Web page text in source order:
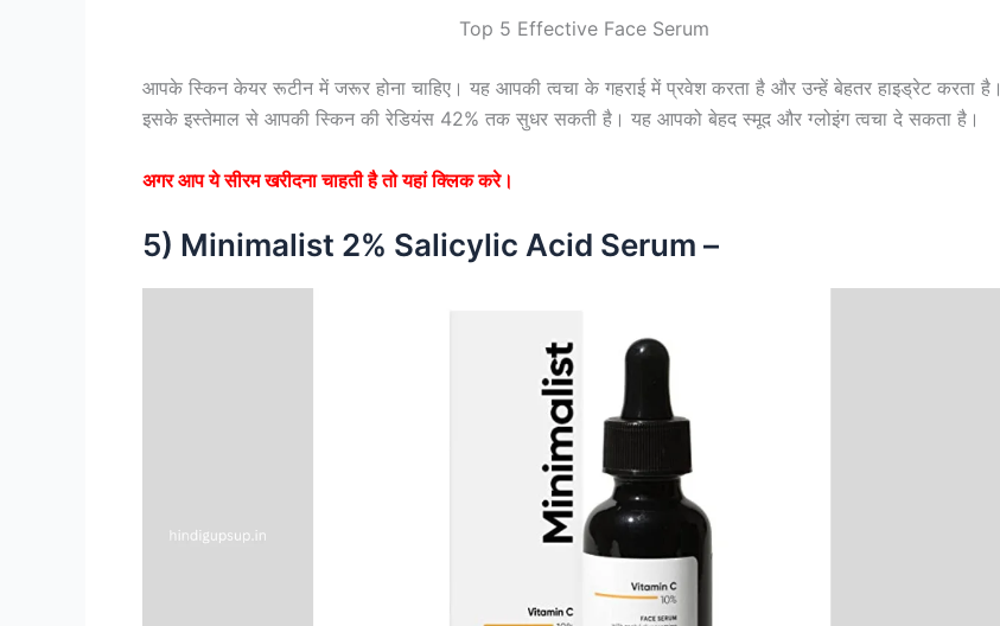
Top 5 Effective Face Serum
आपके स्किन केयर रूटीन में जरूर होना चाहिए। यह आपकी त्वचा के गहराई में प्रवेश करता है और उन्हें बेहतर हाइड्रेट करता है।
इसके इस्तेमाल से आपकी स्किन की रेडियंस 42% तक सुधर सकती है। यह आपको बेहद स्मूद और ग्लोइंग त्वचा दे सकता है।
अगर आप ये सीरम खरीदना चाहती है तो यहां क्लिक करे।
5) Minimalist 2% Salicylic Acid Serum –